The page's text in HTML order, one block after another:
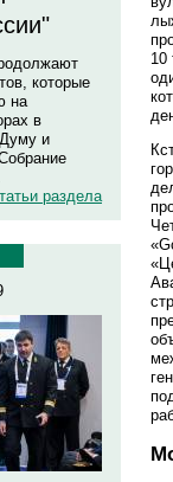
которые
на
в
и
раздела
10